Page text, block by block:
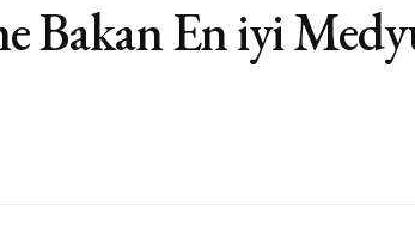
Bakan En iyi